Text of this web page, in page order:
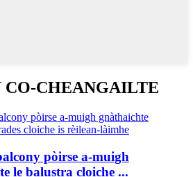
CHEANGAILTE
pòirse a-muigh
le balustra cloiche ...